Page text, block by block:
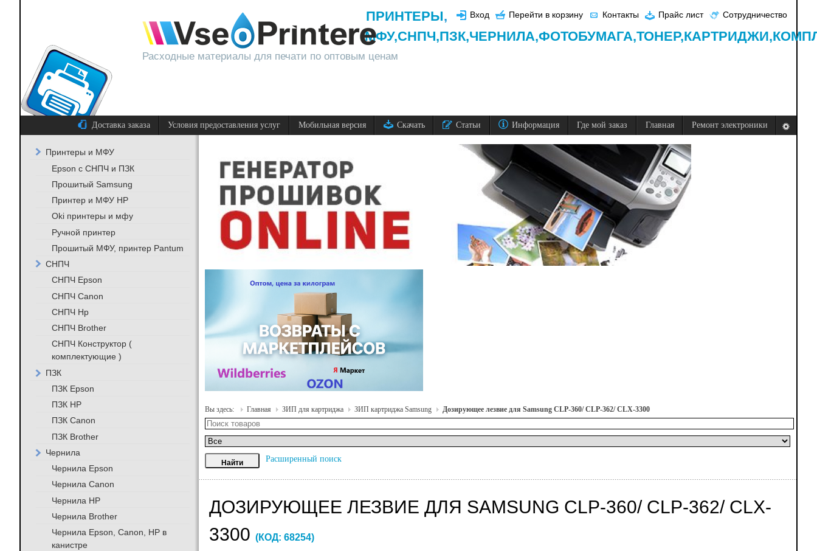
Расходные материалы для печати по оптовым ценам
Вход Перейти в корзину Контакты Прайс лист Сотрудничество
ПРИНТЕРЫ,
МФУ,СНПЧ,ПЗК,ЧЕРНИЛА,ФОТОБУМАГА,ТОНЕР,КАРТРИДЖИ,
Доставка заказа Условия предоставления услуг Мобильная версия Скачать Статьи Информация Где мой заказ Главная Ремонт электроники
Вы здесь: Главная ЗИП для картриджа ЗИП картриджа Samsung Дозирующее лезвие для Samsung CLP-360/ CLP-362/ CLX-3300
Расширенный поиск
ДОЗИРУЮЩЕЕ ЛЕЗВИЕ ДЛЯ SAMSUNG CLP-360/ CLP-362/ CLX-
3300 (КОД: 68254)
Принтеры и МФУ
Epson с СНПЧ и ПЗК
Прошитый Samsung
Принтер и МФУ HP
Oki принтеры и мфу
Ручной принтер
Прошитый МФУ, принтер Pantum
СНПЧ
СНПЧ Epson
СНПЧ Canon
СНПЧ Hp
СНПЧ Brother
СНПЧ Конструктор (
комплектующие )
ПЗК
ПЗК Epson
ПЗК HP
ПЗК Canon
ПЗК Brother
Чернила
Чернила Epson
Чернила Canon
Чернила HP
Чернила Brother
Чернила Epson, Canon, HP в
канистре